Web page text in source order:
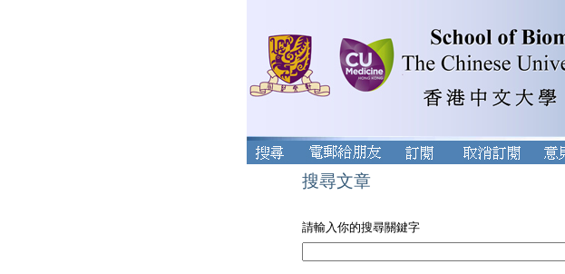
搜尋文章
請輸入你的搜尋關鍵字